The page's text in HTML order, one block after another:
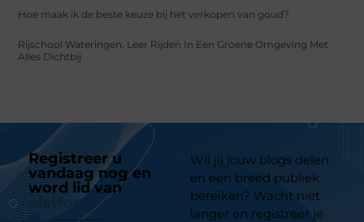
Hoe maak ik de beste keuze bij het verkopen van goud?
Rijschool Wateringen: Leer Rijden In Een Groene Omgeving Met
Alles Dichtbij
Registreer u
vandaag nog en
word lid van
platform
Wil jij jouw blogs delen
en een breed publiek
bereiken? Wacht niet
langer en registreer je